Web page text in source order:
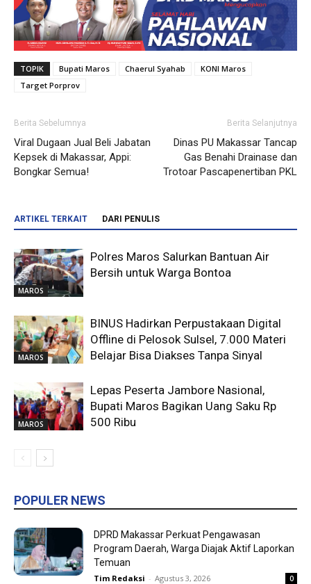
TOPIK Bupati Maros Chaerul Syahab
KONI Maros
Target Porprov
Berita Sebelumnya
Viral Dugaan Jual Beli Jabatan
Kepsek di Makassar, Appi:
Bongkar Semua!
Berita Selanjutnya
Dinas PU Makassar Tancap
Gas Benahi Drainase dan
Trotoar Pascapenertiban PKL
ARTIKEL TERKAIT DARI PENULIS
MAROS
Polres Maros Salurkan Bantuan Air
Bersih untuk Warga Bontoa
MAROS
BINUS Hadirkan Perpustakaan Digital
Offline di Pelosok Sulsel, 7.000 Materi
Belajar Bisa Diakses Tanpa Sinyal
MAROS
Lepas Peserta Jambore Nasional,
Bupati Maros Bagikan Uang Saku Rp
500 Ribu
POPULER NEWS
DPRD Makassar Perkuat Pengawasan
Program Daerah, Warga Diajak Aktif Laporkan
Temuan
Tim Redaksi - Agustus 3, 2026 0